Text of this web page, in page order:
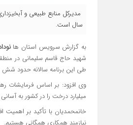
سال است.
به گزارش سرویس استان ها
شهید حاج قاسم سلیمانی در
طی این برنامه سالانه حدود شش
وی افزود: بر اساس فرمایشات
میلیارد درخت را در کشور به
خانمحمدیان با تأکید بر
نیازمند همکاری همگانی هستیم.